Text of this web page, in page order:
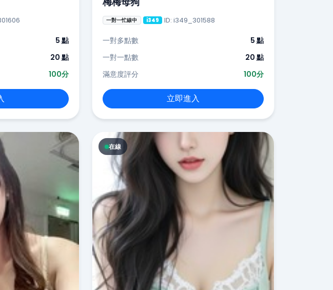
5 點
20 點
100分
一對一忙線中 i349 ID: i349_301588
一對多點數
5 點
一對一點數
20 點
滿意度評分
100分
立即進入
在線